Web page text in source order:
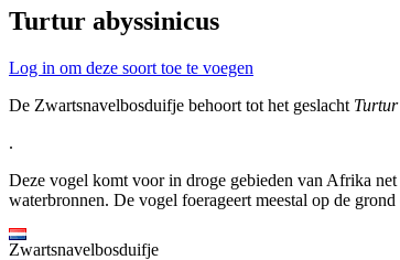
Turtur abyssinicus
Log in om deze soort toe te voegen
De Zwartsnavelbosduifje behoort tot het geslacht Turtur
.
Deze vogel komt voor in droge gebieden van Afrika
waterbronnen. De vogel foerageert meestal op de
Zwartsnavelbosduifje